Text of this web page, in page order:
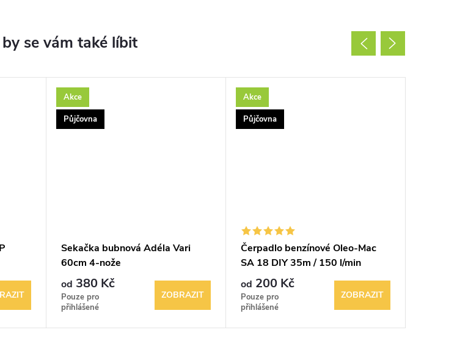
Akce
Půjčovna
Sekačka bubnová Adéla Vari
60cm 4-nože
od 380 Kč
Pouze pro
přihlášené
ZOBRAZIT
Akce
Půjčovna
Čerpadlo benzínové Oleo-Mac
SA 18 DIY 35m / 150 l/min
od 200 Kč
Pouze pro
přihlášené
ZOBRAZIT